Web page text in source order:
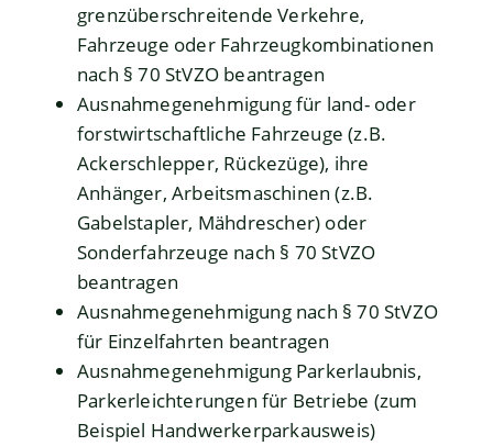
grenzüberschreitende Verkehre,
Fahrzeuge oder Fahrzeugkombinationen
nach § 70 StVZO beantragen
Ausnahmegenehmigung für land- oder
forstwirtschaftliche Fahrzeuge (z.B.
Ackerschlepper, Rückezüge), ihre
Anhänger, Arbeitsmaschinen (z.B.
Gabelstapler, Mähdrescher) oder
Sonderfahrzeuge nach § 70 StVZO
beantragen
Ausnahmegenehmigung nach § 70 StVZO
für Einzelfahrten beantragen
Ausnahmegenehmigung Parkerlaubnis,
Parkerleichterungen für Betriebe (zum
Beispiel Handwerkerparkausweis)